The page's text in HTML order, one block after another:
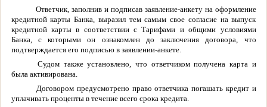
Ответчик, заполнив и подписав заявление-анкету на оформление
кредитной карты Банка, выразил тем самым свое согласие на выпуск
кредитной карты в соответствии с Тарифами и общими условиями
Банка, с которыми он ознакомлен до заключения договора, что
подтверждается его подписью в заявлении-анкете.
Судом также установлено, что ответчиком получена карта и
была активирована.
Договором предусмотрено право ответчика погашать кредит и
уплачивать проценты в течение всего срока кредита.